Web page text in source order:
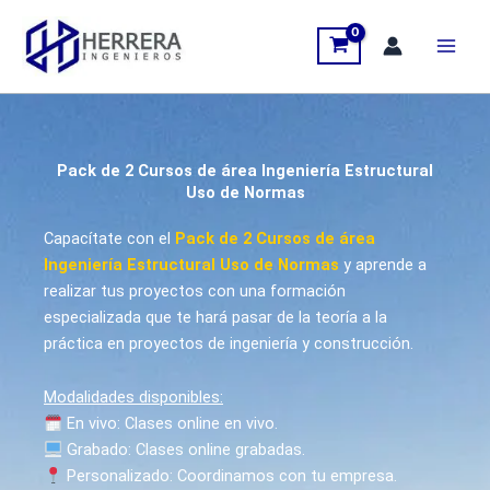
contenido
Pack de 2 Cursos de área Ingeniería Estructural
Uso de Normas
Capacítate con el Pack de 2 Cursos de área
Ingeniería Estructural Uso de Normas y aprende a
realizar tus proyectos con una formación
especializada que te hará pasar de la teoría a la
práctica en proyectos de ingeniería y construcción.
Modalidades disponibles:
En vivo: Clases online en vivo.
Grabado: Clases online grabadas.
Personalizado: Coordinamos con tu empresa.